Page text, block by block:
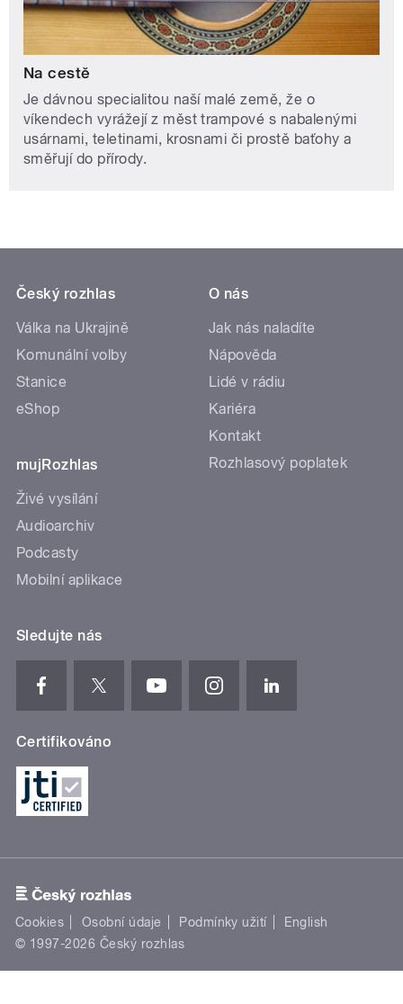
Na cestě
Je dávnou specialitou naší malé země, že o
víkendech vyrážejí z měst trampové s nabalenými
usárnami, teletinami, krosnami či prostě baťohy a
směřují do přírody.
Český rozhlas
Válka na Ukrajině
Komunální volby
Stanice
eShop
mujRozhlas
Živé vysílání
Audioarchiv
Podcasty
Mobilní aplikace
O nás
Jak nás naladíte
Nápověda
Lidé v rádiu
Kariéra
Kontakt
Rozhlasový poplatek
Sledujte nás
Certifikováno
Cookies Osobní údaje Podmínky užití
English
© 1997-2026 Český rozhlas